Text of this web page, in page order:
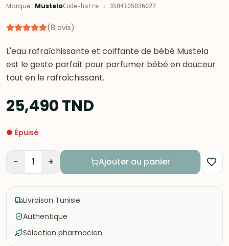
Marque : MustelaCode-barre : 3504105036027
(8 avis)
L'eau rafraîchissante et coiffante de bébé Mustela
est le geste parfait pour parfumer bébé en douceur
tout en le rafraîchissant.
25,490TND
● Épuisé
− 1 + Ajouter au panier
Livraison Tunisie
Authentique
Sélection pharmacien